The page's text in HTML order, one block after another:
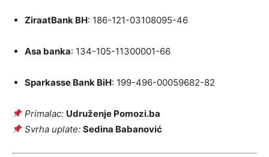
ZiraatBank BH: 186-121-03108095-46
Asa banka: 134-105-11300001-66
Sparkasse Bank BiH: 199-496-00059682-82
Primalac: Udruženje Pomozi.ba
Svrha uplate: Sedina Babanović